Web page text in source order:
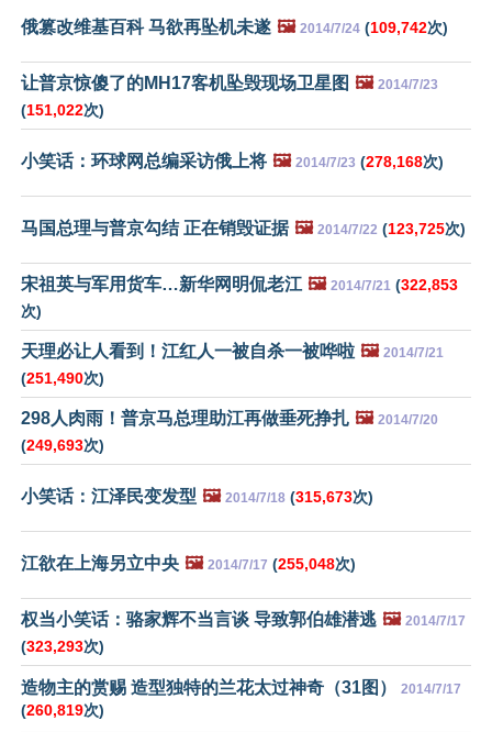
俄篡改维基百科 马欲再坠机未遂 🖼️ 2014/7/24 (109,742次)
让普京惊傻了的MH17客机坠毁现场卫星图 🖼️ 2014/7/23
(151,022次)
小笑话：环球网总编采访俄上将 🖼️ 2014/7/23 (278,168次)
马国总理与普京勾结 正在销毁证据 🖼️ 2014/7/22 (123,725次)
宋祖英与军用货车…新华网明侃老江 🖼️ 2014/7/21 (322,853
次)
天理必让人看到！江红人一被自杀一被哗啦 🖼️ 2014/7/21
(251,490次)
298人肉雨！普京马总理助江再做垂死挣扎 🖼️ 2014/7/20
(249,693次)
小笑话：江泽民变发型 🖼️ 2014/7/18 (315,673次)
江欲在上海另立中央 🖼️ 2014/7/17 (255,048次)
权当小笑话：骆家辉不当言谈 导致郭伯雄潜逃 🖼️ 2014/7/17
(323,293次)
造物主的赏赐 造型独特的兰花太过神奇（31图） 2014/7/17
(260,819次)